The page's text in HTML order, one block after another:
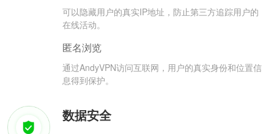
可以隐藏用户的真实IP地址，防止第三方追踪用户的
在线活动。
匿名浏览
通过AndyVPN访问互联网，用户的真实身份和位置信
息得到保护。
数据安全